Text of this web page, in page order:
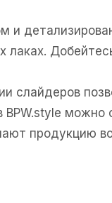
и
слайдеров
можно
продукцию